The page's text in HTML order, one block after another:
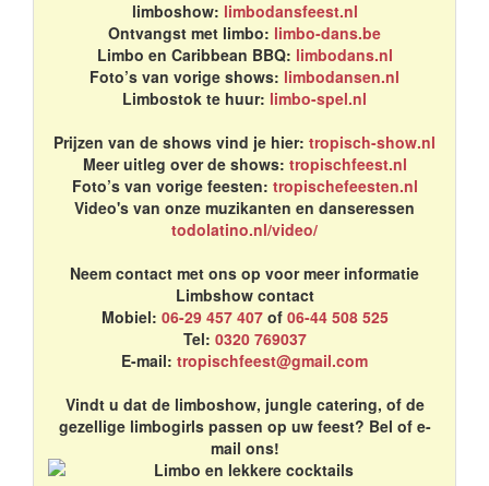
limboshow: limbodansfeest.nl
Ontvangst met limbo: limbo-dans.be
Limbo en Caribbean BBQ: limbodans.nl
Foto’s van vorige shows: limbodansen.nl
Limbostok te huur: limbo-spel.nl
Prijzen van de shows vind je hier: tropisch-show.nl
Meer uitleg over de shows: tropischfeest.nl
Foto’s van vorige feesten: tropischefeesten.nl
Video's van onze muzikanten en danseressen
todolatino.nl/video/
Neem contact met ons op voor meer informatie
Limbshow contact
Mobiel: 06-29 457 407of 06-44 508 525
Tel: 0320 769037
E-mail: tropischfeest@gmail.com
Vindt u dat de limboshow, jungle catering, of de
gezellige limbogirls passen op uw feest? Bel of e-
mail ons!